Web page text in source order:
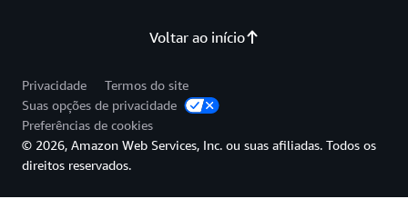
Voltar ao início
Privacidade
Termos do site
Suas opções de privacidade
Preferências de cookies
© 2026, Amazon Web Services, Inc. ou suas afiliadas. Todos os
direitos reservados.